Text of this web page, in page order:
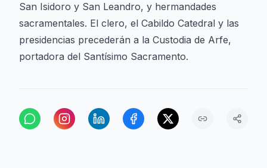
San Isidoro y San Leandro, y hermandades
sacramentales. El clero, el Cabildo Catedral y las
presidencias precederán a la Custodia de Arfe,
portadora del Santísimo Sacramento.